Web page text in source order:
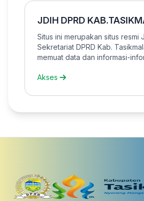
JDIH DPRD
Situs ini merupakan situs resmi
Sekretariat DPRD Kab.
memuat data dan informasi-
daerah.
Akses